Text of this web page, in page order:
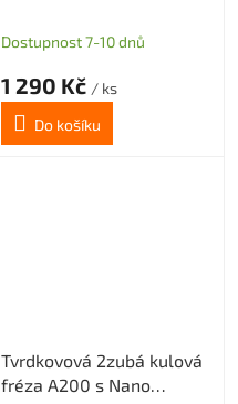
pro grafit průměr 0,5
Dostupnost 7-10 dnů
1 290 Kč / ks
Do košíku
Tvrdkovová 2zubá kulová
fréza A200 s Nano